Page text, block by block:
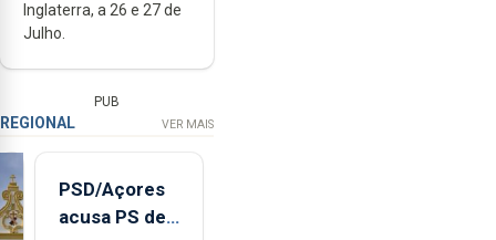
Inglaterra, a 26 e 27 de
Julho.
PUB
REGIONAL VER MAIS
PSD/Açores
acusa PS de